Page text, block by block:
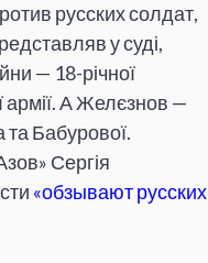
русских солдат,
у суді,
— 18-річної
армії. А Желєзнов —
Бабурової.
Сергія
«обзывают русских